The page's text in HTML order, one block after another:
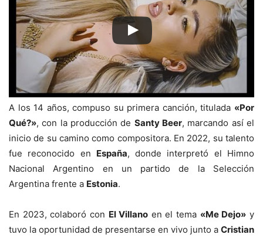
A los 14 años, compuso su primera canción, titulada «Por
Qué?», con la producción de Santy Beer, marcando así el
inicio de su camino como compositora. En 2022, su talento
fue reconocido en España, donde interpretó el Himno
Nacional Argentino en un partido de la Selección
Argentina frente a Estonia.
En 2023, colaboró con El Villano en el tema «Me Dejo» y
tuvo la oportunidad de presentarse en vivo junto a Cristian